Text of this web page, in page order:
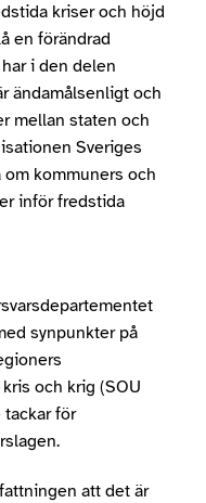
kriser och höjd
en förändrad
i den delen
ändamålsenligt och
mellan staten och
Sveriges
kommuners och
inför fredstida
synpunkter på
och krig (SOU
för
att det är